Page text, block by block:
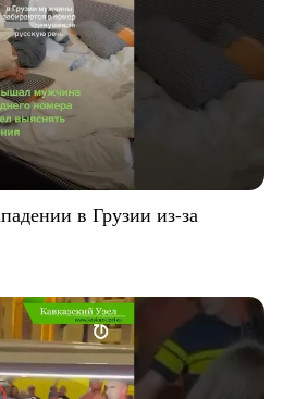
в Грузии из-за